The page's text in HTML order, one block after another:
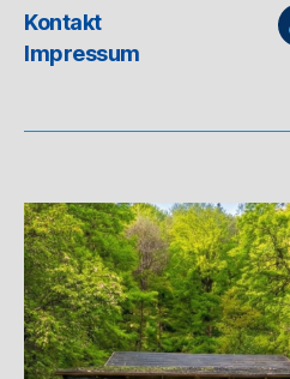
Kontakt
Impressum